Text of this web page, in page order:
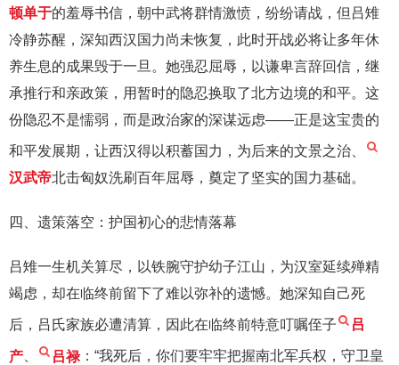
顿单于的羞辱书信，朝中武将群情激愤，纷纷请战，但吕雉
冷静苏醒，深知西汉国力尚未恢复，此时开战必将让多年休
养生息的成果毁于一旦。她强忍屈辱，以谦卑言辞回信，继
承推行和亲政策，用暂时的隐忍换取了北方边境的和平。这
份隐忍不是懦弱，而是政治家的深谋远虑——正是这宝贵的
和平发展期，让西汉得以积蓄国力，为后来的文景之治、
汉武帝北击匈奴洗刷百年屈辱，奠定了坚实的国力基础。
四、遗策落空：护国初心的悲情落幕
吕雉一生机关算尽，以铁腕守护幼子江山，为汉室延续殚精
竭虑，却在临终前留下了难以弥补的遗憾。她深知自己死
后，吕氏家族必遭清算，因此在临终前特意叮嘱侄子 吕
产、 吕禄：“我死后，你们要牢牢把握南北军兵权，守卫皇